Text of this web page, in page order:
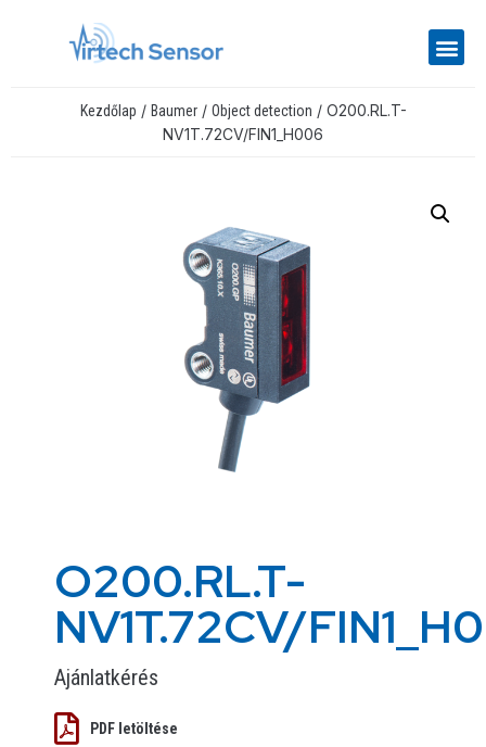
Kezdőlap / Baumer/ Object detection / O200.RL.T-
NV1T.72CV/FIN1_H006
O200.RL.T-
NV1T.72CV/
Ajánlatkérés
PDF letöltése